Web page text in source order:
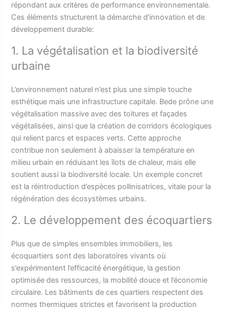
répondant aux critères de performance environnementale.
Ces éléments structurent la démarche d’innovation et de
développement durable:
1. La végétalisation et la biodiversité
urbaine
L’environnement naturel n’est plus une simple touche
esthétique mais une infrastructure capitale. Bede prône une
végétalisation massive avec des toitures et façades
végétalisées, ainsi que la création de corridors écologiques
qui relient parcs et espaces verts. Cette approche
contribue non seulement à abaisser la température en
milieu urbain en réduisant les îlots de chaleur, mais elle
soutient aussi la biodiversité locale. Un exemple concret
est la réintroduction d’espèces pollinisatrices, vitale pour la
régénération des écosystèmes urbains.
2. Le développement des écoquartiers
Plus que de simples ensembles immobiliers, les
écoquartiers sont des laboratoires vivants où
s’expérimentent l’efficacité énergétique, la gestion
optimisée des ressources, la mobilité douce et l’économie
circulaire. Les bâtiments de ces quartiers respectent des
normes thermiques strictes et favorisent la production